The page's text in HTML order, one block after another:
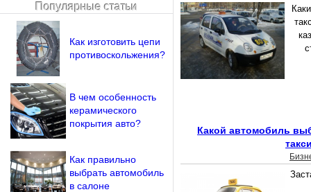
Какой автомобиль
Напомнить пароль?
Популярные статьи
Как изготовить цепи
противоскольжения?
В чем особенность
керамического
покрытия авто?
Как правильно
выбрать автомобиль
в салоне